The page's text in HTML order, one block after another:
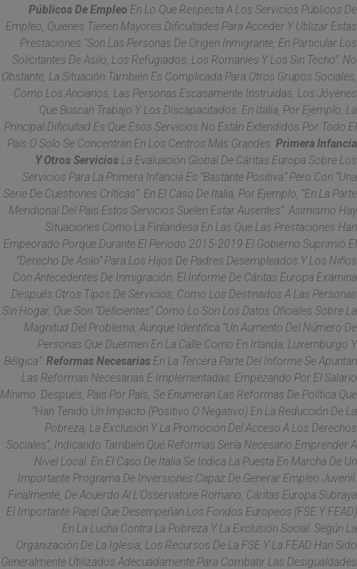
Públicos De Empleo En Lo Que Respecta A Los Servicios Públicos De
Empleo, Quienes Tienen Mayores Dificultades Para Acceder Y Utilizar Estas
Prestaciones “son Las Personas De Origen Inmigrante, En Particular Los
Solicitantes De Asilo, Los Refugiados, Los Romaníes Y Los Sin Techo”. No
Obstante, La Situación También Es Complicada Para Otros Grupos Sociales,
Como Los Ancianos, Las Personas Escasamente Instruidas, Los Jóvenes
Que Buscan Trabajo Y Los Discapacitados. En Italia, Por Ejemplo, La
Principal Dificultad Es Que Esos Servicios No Están Extendidos Por Todo El
País O Solo Se Concentran En Los Centros Más Grandes. Primera Infancia
Y Otros Servicios La Evaluación Global De Cáritas Europa Sobre Los
Servicios Para La Primera Infancia Es “bastante Positiva” Pero Con “una
Serie De Cuestiones Críticas”. En El Caso De Italia, Por Ejemplo, “en La Parte
Meridional Del País Estos Servicios Suelen Estar Ausentes”. Asimismo Hay
Situaciones Como La Finlandesa En Las Que Las Prestaciones Han
Empeorado Porque Durante El Período 2015-2019 El Gobierno Suprimió El
“derecho De Asilo” Para Los Hijos De Padres Desempleados Y Los Niños
Con Antecedentes De Inmigración. El Informe De Cáritas Europa Examina
Después Otros Tipos De Servicios, Como Los Destinados A Las Personas
Sin Hogar, Que Son “deficientes” Como Lo Son Los Datos Oficiales Sobre La
Magnitud Del Problema, Aunque Identifica “un Aumento Del Número De
Personas Que Duermen En La Calle Como En Irlanda, Luxemburgo Y
Bélgica”. Reformas Necesarias En La Tercera Parte Del Informe Se Apuntan
Las Reformas Necesarias E Implementadas, Empezando Por El Salario
Mínimo. Después, País Por País, Se Enumeran Las Reformas De Política Que
“han Tenido Un Impacto (positivo O Negativo) En La Reducción De La
Pobreza, La Exclusión Y La Promoción Del Acceso A Los Derechos
Sociales”, Indicando También Qué Reformas Sería Necesario Emprender A
Nivel Local. En El Caso De Italia Se Indica La Puesta En Marcha De Un
Importante Programa De Inversiones Capaz De Generar Empleo Juvenil.
Finalmente, De Acuerdo Al L’Osservatore Romano , Cáritas Europa Subraya
El Importante Papel Que Desempeñan Los Fondos Europeos (FSE Y FEAD)
En La Lucha Contra La Pobreza Y La Exclusión Social. Según La
Organización De La Iglesia, Los Recursos De La FSE Y La FEAD Han Sido
Generalmente Utilizados Adecuadamente Para Combatir Las Desigualdades